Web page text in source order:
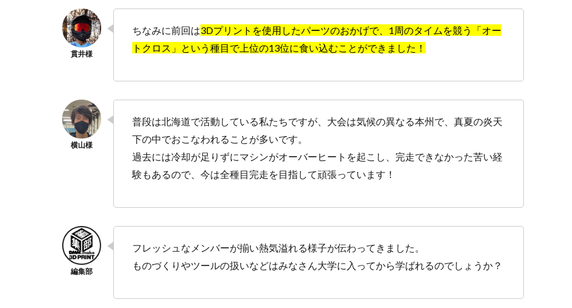
ちなみに前回は3Dプリントを使用したパーツのおかげで、1周のタイムを競う「オー
トクロス」という種目で上位の13位に食い込むことができました！
普段は北海道で活動している私たちですが、大会は気候の異なる本州で、真夏の炎天
下の中でおこなわれることが多いです。
過去には冷却が足りずにマシンがオーバーヒートを起こし、完走できなかった苦い経
験もあるので、今は全種目完走を目指して頑張っています！
フレッシュなメンバーが揃い熱気溢れる様子が伝わってきました。
ものづくりやツールの扱いなどはみなさん大学に入ってから学ばれるのでしょうか？